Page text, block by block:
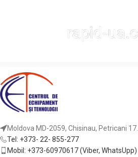
Moldova MD-2059, Chisinau, Petricani 17.
Tel: +373- 22- 855-277
Mobil: +373-60970617 (Viber, WhatsUpp)